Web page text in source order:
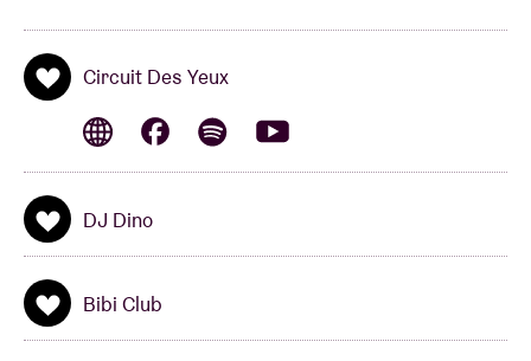
Circuit Des Yeux
DJ Dino
Bibi Club